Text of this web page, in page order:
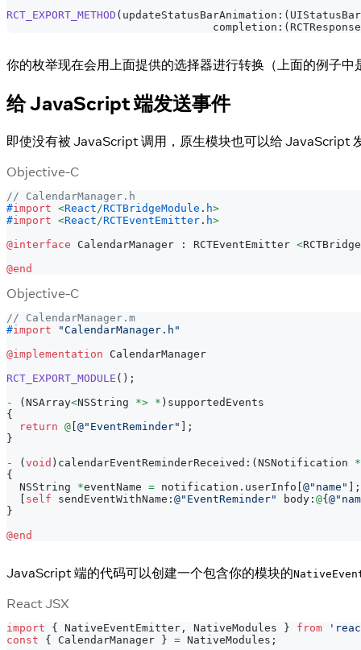
RCT_EXPORT_METHOD ( updateStatusBarAnimation : (
                                completion
: (
你的枚举现在会用上面提供的选择器进行转换（上面的例子中
给 JavaScript 端发送事件
即使没有被 JavaScript 调用，原生模块也可以给 JavaScript
Objective-C
// CalendarManager.h
#import <React/RCTBridgeModule . h>
#import <React/RCTEventEmitter . h>
@interface CalendarManager : RCTEventEmitter <
@end
Objective-C
// CalendarManager.m
#import
"CalendarManager.h"
@implementation CalendarManager
RCT_EXPORT_MODULE ( ) ;
-
( NSArray<NSString *> * ) supportedEvents
{
return @ @"EventReminder"
;
}
-
( void ) calendarEventReminderReceived : ( NSNotification *
{
  NSString
*eventName = notification . userInfo @"name"
;
self sendEventWithName : @"EventReminder" body : @{
}
@end
JavaScript 端的代码可以创建一个包含你的模块的
React JSX
import { NativeEventEmitter , NativeModules } from
const
{ CalendarManager } = NativeModules ;